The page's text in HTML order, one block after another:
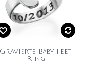
Gravierte Baby Feet
Ring